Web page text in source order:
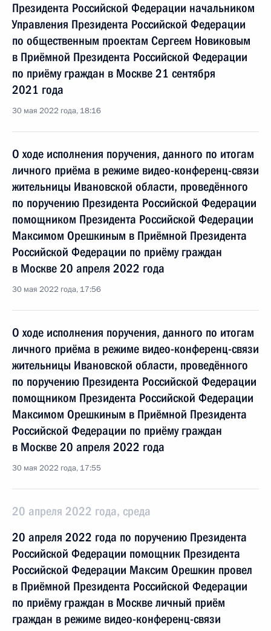
Президента Российской Федерации начальником
Управления Президента Российской Федерации
по общественным проектам Сергеем Новиковым
в Приёмной Президента Российской Федерации
по приёму граждан в Москве 21 сентября
2021 года
30 мая 2022 года, 18:16
О ходе исполнения поручения, данного по итогам
личного приёма в режиме видео-конференц-связи
жительницы Ивановской области, проведённого
по поручению Президента Российской Федерации
помощником Президента Российской Федерации
Максимом Орешкиным в Приёмной Президента
Российской Федерации по приёму граждан
в Москве 20 апреля 2022 года
30 мая 2022 года, 17:56
О ходе исполнения поручения, данного по итогам
личного приёма в режиме видео-конференц-связи
жительницы Ивановской области, проведённого
по поручению Президента Российской Федерации
помощником Президента Российской Федерации
Максимом Орешкиным в Приёмной Президента
Российской Федерации по приёму граждан
в Москве 20 апреля 2022 года
30 мая 2022 года, 17:55
20 апреля 2022 года, среда
20 апреля 2022 года по поручению Президента
Российской Федерации помощник Президента
Российской Федерации Максим Орешкин провел
в Приёмной Президента Российской Федерации
по приёму граждан в Москве личный приём
граждан в режиме видео-конференц-связи